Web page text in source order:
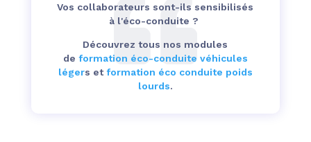
Vos collaborateurs sont-ils sensibilisés
à l'éco-conduite ?
Découvrez tous nos modules
de formation éco-conduite véhicules
légers etformation éco conduite poids
lourds.